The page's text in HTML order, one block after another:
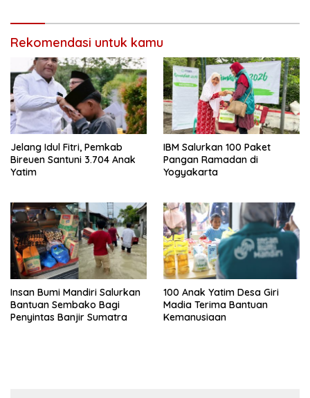
Rekomendasi untuk kamu
Jelang Idul Fitri, Pemkab
Bireuen Santuni 3.704 Anak
Yatim
IBM Salurkan 100 Paket
Pangan Ramadan di
Yogyakarta
Insan Bumi Mandiri Salurkan
Bantuan Sembako Bagi
Penyintas Banjir Sumatra
100 Anak Yatim Desa Giri
Madia Terima Bantuan
Kemanusiaan